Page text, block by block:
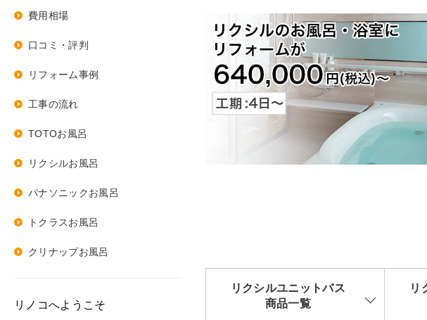
リクシルユニットバス
商品一覧
リ
費用相場
口コミ・評判
リフォーム事例
工事の流れ
TOTOお風呂
リクシルお風呂
パナソニックお風呂
トクラスお風呂
クリナップお風呂
リノコへようこそ